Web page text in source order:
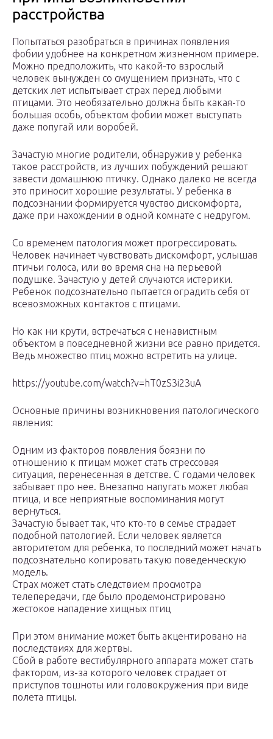
расстройства
Попытаться разобраться в причинах появления
фобии удобнее на конкретном жизненном примере.
Можно предположить, что какой-то взрослый
человек вынужден со смущением признать, что с
детских лет испытывает страх перед любыми
птицами. Это необязательно должна быть какая-то
большая особь, объектом фобии может выступать
даже попугай или воробей.
Зачастую многие родители, обнаружив у ребенка
такое расстройств, из лучших побуждений решают
завести домашнюю птичку. Однако далеко не всегда
это приносит хорошие результаты. У ребенка в
подсознании формируется чувство дискомфорта,
даже при нахождении в одной комнате с недругом.
Со временем патология может прогрессировать.
Человек начинает чувствовать дискомфорт, услышав
птичьи голоса, или во время сна на перьевой
подушке. Зачастую у детей случаются истерики.
Ребенок подсознательно пытается оградить себя от
всевозможных контактов с птицами.
Но как ни крути, встречаться с ненавистным
объектом в повседневной жизни все равно придется.
Ведь множество птиц можно встретить на улице.
https://youtube.com/watch?v=hT0zS3i23uA
Основные причины возникновения патологического
явления:
Одним из факторов появления боязни по
отношению к птицам может стать стрессовая
ситуация, перенесенная в детстве. С годами человек
забывает про нее. Внезапно напугать может любая
птица, и все неприятные воспоминания могут
вернуться.
Зачастую бывает так, что кто-то в семье страдает
подобной патологией. Если человек является
авторитетом для ребенка, то последний может начать
подсознательно копировать такую поведенческую
модель.
Страх может стать следствием просмотра
телепередачи, где было продемонстрировано
жестокое нападение хищных птиц
При этом внимание может быть акцентировано на
последствиях для жертвы.
Сбой в работе вестибулярного аппарата может стать
фактором, из-за которого человек страдает от
приступов тошноты или головокружения при виде
полета птицы.